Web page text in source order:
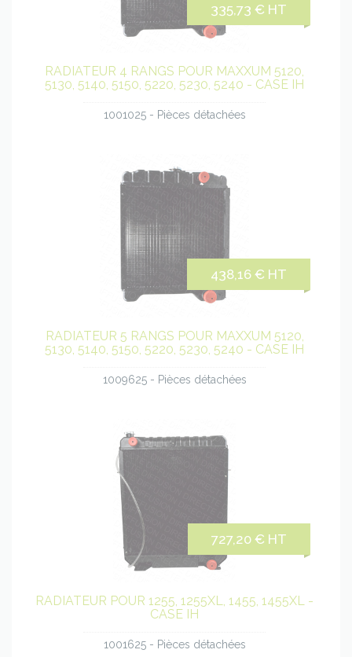
335,73 € HT
RADIATEUR 4 RANGS POUR MAXXUM 5120,
5130, 5140, 5150, 5220, 5230, 5240 - CASE IH
1001025 - Pièces détachées
438,16 € HT
RADIATEUR 5 RANGS POUR MAXXUM 5120,
5130, 5140, 5150, 5220, 5230, 5240 - CASE IH
1009625 - Pièces détachées
727,20 € HT
RADIATEUR POUR 1255, 1255XL, 1455, 1455XL -
CASE IH
1001625 - Pièces détachées